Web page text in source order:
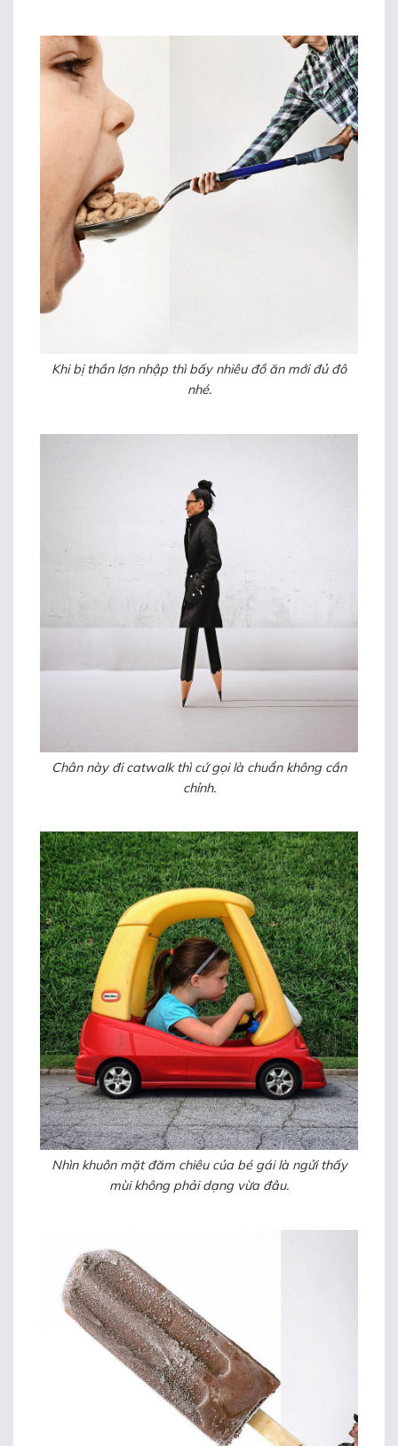
Khi bị thần lợn nhập thì bấy nhiêu đồ ăn mới đủ đô
nhé.
Chân này đi catwalk thì cứ gọi là chuẩn không cần
chỉnh.
Nhìn khuôn mặt đăm chiêu của bé gái là ngửi thấy
mùi không phải dạng vừa đâu.